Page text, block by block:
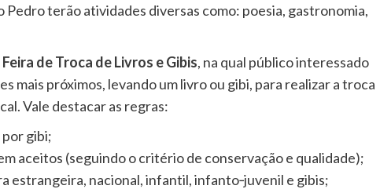
Pedro terão atividades diversas como: poesia, gastronomia,
Feira de Troca de Livros e Gibis, na qual público interessado
mais próximos, levando um livro ou gibi, para realizar a troca
Vale destacar as regras:
gibi;
aceitos (seguindo o critério de conservação e qualidade);
estrangeira, nacional, infantil, infanto‐juvenil e gibis;